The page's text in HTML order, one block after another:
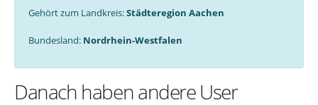
Gehört zum Landkreis:Städteregion Aachen
Bundesland: Nordrhein-Westfalen
Danach haben andere User